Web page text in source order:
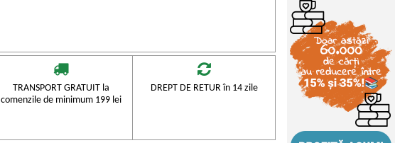
TRANSPORT GRATUIT la
comenzile de minimum 199 lei
DREPT DE RETUR în 14 zile